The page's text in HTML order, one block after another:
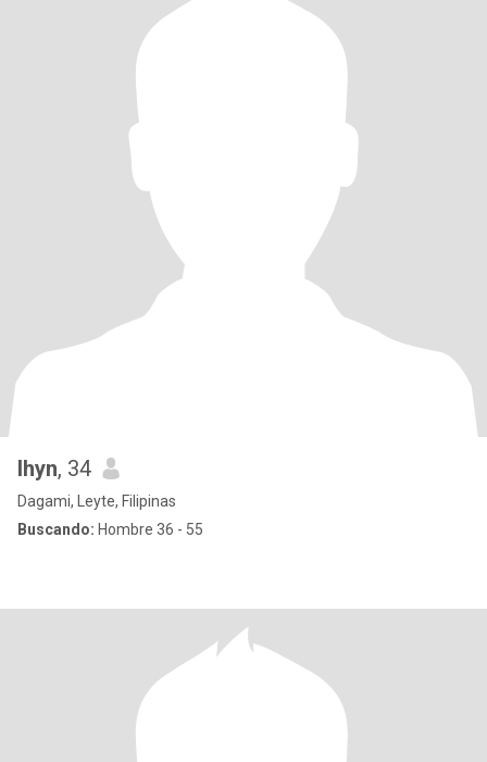
lhyn, 34
Dagami, Leyte, Filipinas
Buscando: Hombre 36 - 55